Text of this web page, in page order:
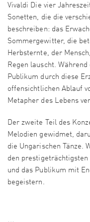
Vivaldi Die vier
Sonetten, die die
beschreiben: das
Sommergewitter, die
Herbsternte, der
Regen lauscht.
Publikum durch diese
offensichtlichen Ablauf
Metapher des Lebens
Der zweite Teil des
Melodien gewidmet,
die Ungarischen Tänze.
den
und das Publikum mit
begeistern.